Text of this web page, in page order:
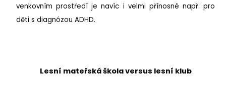
venkovním prostředí je navíc i velmi přínosné např. pro
děti s diagnózou ADHD.
Lesní mateřská škola versus lesní klub